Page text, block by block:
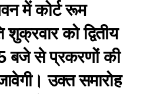
में कोर्ट रूम
को द्वितीय
बजे से प्रकरणों की
उक्त समारोह